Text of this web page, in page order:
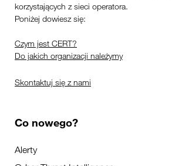
korzystających z sieci operatora.
Poniżej dowiesz się:
Czym jest CERT?
Do jakich organizacji należymy
Skontaktuj się z nami
Co nowego?
Alerty